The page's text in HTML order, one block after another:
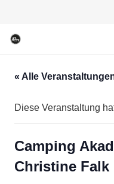
« Alle
Diese Veranstaltung
Camping
Christine Falk